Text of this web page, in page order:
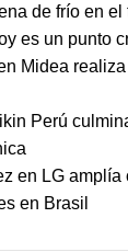
de frío en
es un punto
Midea
Perú
en LG amplía
en Brasil